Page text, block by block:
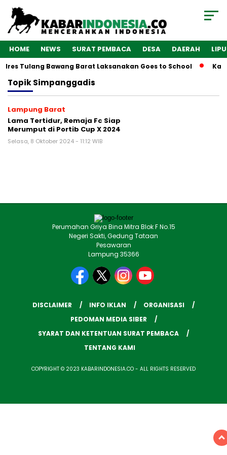
HOME NEWS SURAT PEMBACA DESA DAERAH
Tulang Bawang Barat Laksanakan Goes to School
TopikSimpanggadis
Lampung Barat
Lama Tertidur, Remaja Fc Siap
Merumput di Portib Cup X 2024
Selasa, 8 Oktober 2024 - 11:12 WIB
Perumahan Griya Bina Mitra Blok F No.15
Negeri Sakti, Gedung Tataan
Pesawaran
Lampung 35366
DISCLAIMER INFO IKLAN
ORGANISASI
PEDOMAN MEDIA SIBER
SYARAT DAN KETENTUAN SURAT PEMBACA
TENTANG KAMI
COPYRIGHT © 2023 KABARINDONESIA.CO - ALL RIGHTS RESERVED